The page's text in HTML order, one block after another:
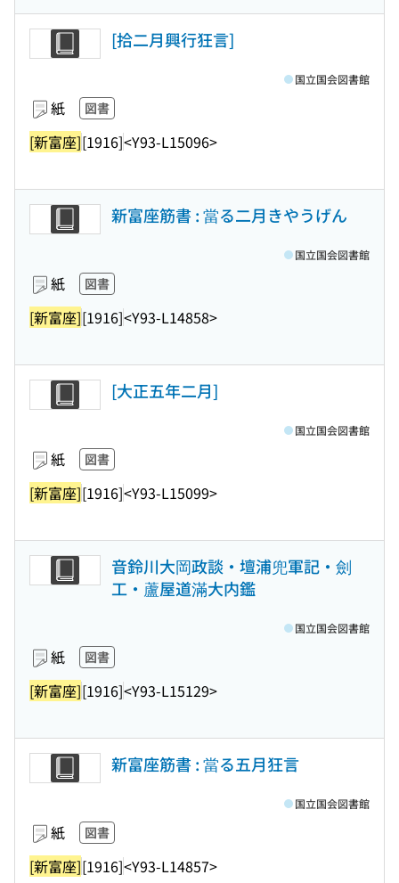
[拾二月興行狂言]
紙 図書
[新富座][1916]<Y93-L15096>
国立国会図書館
新富座筋書 : 當る二月きやうげん
紙 図書
[新富座][1916]<Y93-L14858>
国立国会図書館
[大正五年二月]
紙 図書
[新富座][1916]<Y93-L15099>
国立国会図書館
音鈴川大岡政談・壇浦兜軍記・劍
工・蘆屋道滿大内鑑
紙 図書
[新富座][1916]<Y93-L15129>
国立国会図書館
新富座筋書 : 當る五月狂言
紙 図書
[新富座][1916]<Y93-L14857>
国立国会図書館